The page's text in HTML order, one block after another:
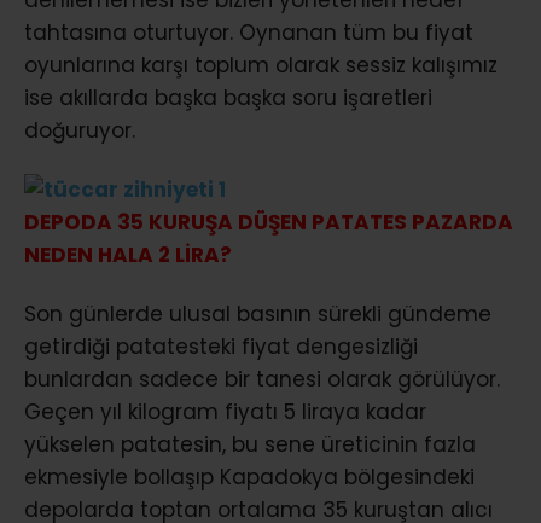
tahtasına oturtuyor. Oynanan tüm bu fiyat
oyunlarına karşı toplum olarak sessiz kalışımız
ise akıllarda başka başka soru işaretleri
doğuruyor.
DEPODA 35 KURUŞA DÜŞEN PATATES PAZARDA
NEDEN HALA 2 LİRA?
Son günlerde ulusal basının sürekli gündeme
getirdiği patatesteki fiyat dengesizliği
bunlardan sadece bir tanesi olarak görülüyor.
Geçen yıl kilogram fiyatı 5 liraya kadar
yükselen patatesin, bu sene üreticinin fazla
ekmesiyle bollaşıp Kapadokya bölgesindeki
depolarda toptan ortalama 35 kuruştan alıcı